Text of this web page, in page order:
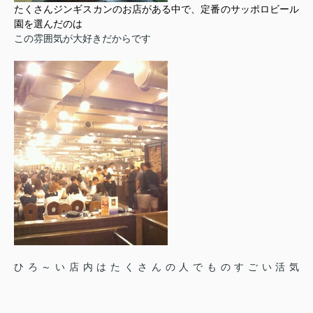
たくさんジンギスカンのお店がある中で、定番のサッポロビール
園を選んだのは
この雰囲気が大好きだからです
ひろ～い店内はたくさんの人でものすごい活気